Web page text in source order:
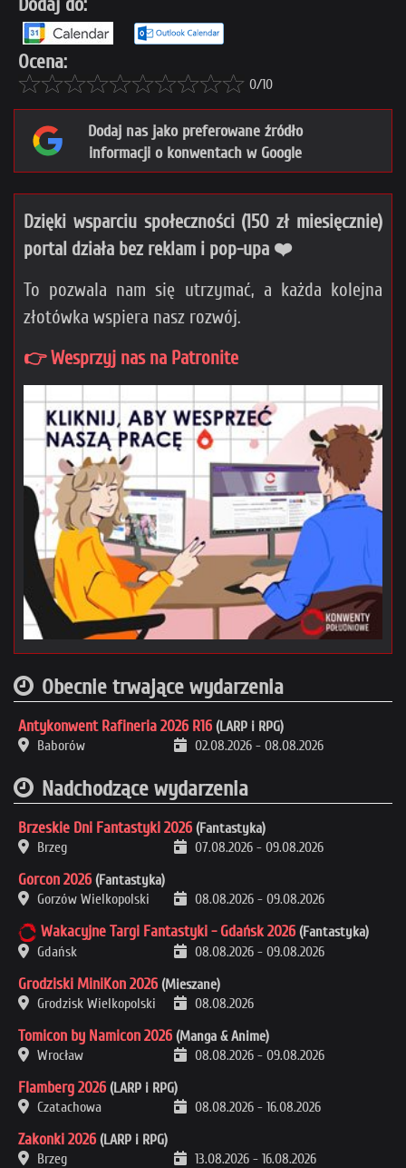
Ocena:
0/10
Dodaj nas jako preferowane źródło
informacji o konwentach w Google
Dzięki wsparciu społeczności (150 zł miesięcznie)
portal działa bez reklam i pop-upa ❤️
To pozwala nam się utrzymać, a każda kolejna
złotówka wspiera nasz rozwój.
👉 Wesprzyj nas na Patronite
Obecnie trwające wydarzenia
Antykonwent Rafineria 2026 R16 (LARP i RPG)
Baborów
02.08.2026 - 08.08.2026
Nadchodzące wydarzenia
Brzeskie Dni Fantastyki 2026 (Fantastyka)
Brzeg
07.08.2026 - 09.08.2026
Gorcon 2026 (Fantastyka)
Gorzów Wielkopolski
08.08.2026 - 09.08.2026
Wakacyjne Targi Fantastyki - Gdańsk 2026 (Fantastyka)
Gdańsk
08.08.2026 - 09.08.2026
Grodziski MiniKon 2026 (Mieszane)
Grodzisk Wielkopolski
08.08.2026
Tomicon by Namicon 2026 (Manga & Anime)
Wrocław
08.08.2026 - 09.08.2026
Flamberg 2026 (LARP i RPG)
Czatachowa
08.08.2026 - 16.08.2026
Zakonki 2026 (LARP i RPG)
Brzeg
13.08.2026 - 16.08.2026